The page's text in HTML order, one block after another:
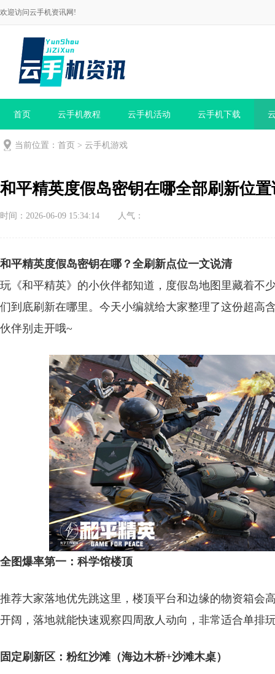
欢迎访问云手机资讯网!
首页 云手机教程 云手机活动 云手机下载
当前位置： 首页 > 云手机游戏
和平精英度假岛密钥在哪全部刷新位
时间：2026-06-09 15:34:14 人气：
和平精英度假岛密钥在哪？全刷新点位一文说清
玩《和平精英》的小伙伴都知道，度假岛地图里藏着不
们到底刷新在哪里。今天小编就给大家整理了这份超高
伙伴别走开哦~
全图爆率第一：科学馆楼顶
推荐大家落地优先跳这里，楼顶平台和边缘的物资箱会
开阔，落地就能快速观察四周敌人动向，非常适合单排
固定刷新区：粉红沙滩（海边木桥+沙滩木桌）